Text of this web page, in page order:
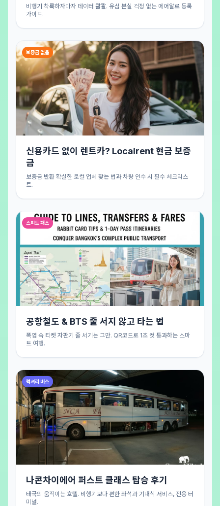
비행기 착륙하자마자 데이터 콸콸. 유심 분실 걱정 없는 에어알로 등록
가이드.
보증금 없음
신용카드 없이 렌트카? Localrent 현금 보증
금
보증금 반환 확실한 로컬 업체 찾는 법과 차량 인수 시 필수 체크리스
트.
스피드 패스
공항철도 & BTS 줄 서지 않고 타는 법
폭염 속 티켓 자판기 줄 서기는 그만. QR코드로 1초 컷 통과하는 스마
트 여행.
럭셔리 버스
나콘차이에어 퍼스트 클래스 탑승 후기
태국의 움직이는 호텔. 비행기보다 편한 좌석과 기내식 서비스, 전용 터
미널.